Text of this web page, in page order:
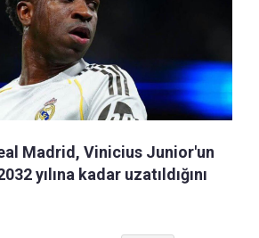
Madrid, Vinicius Junior'un
yılına kadar uzatıldığını